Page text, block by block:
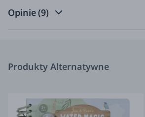
Zawartość:
1 gruba podkładka
Wymiary produktu: 13x20 cm
Wymiary opakowania: 16x22x5 cm
Opinie(9)
Produkty Alternatywne